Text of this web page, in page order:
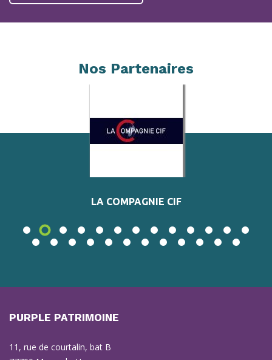
Nos Partenaires
LA COMPAGNIE CIF
PURPLE PATRIMOINE
11, rue de courtalin, bat B